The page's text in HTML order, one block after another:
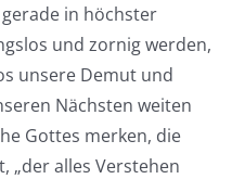
in höchster
und zornig werden,
unsere Demut und
Nächsten weiten
Gottes merken, die
„der alles Verstehen